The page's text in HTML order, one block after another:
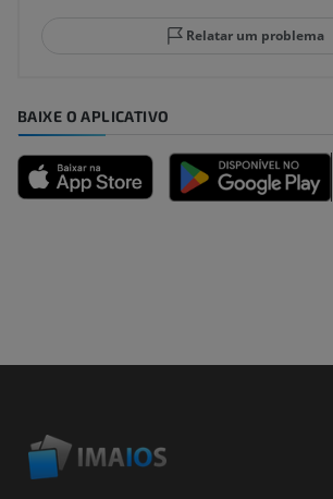
Relatar um problema
BAIXE O APLICATIVO